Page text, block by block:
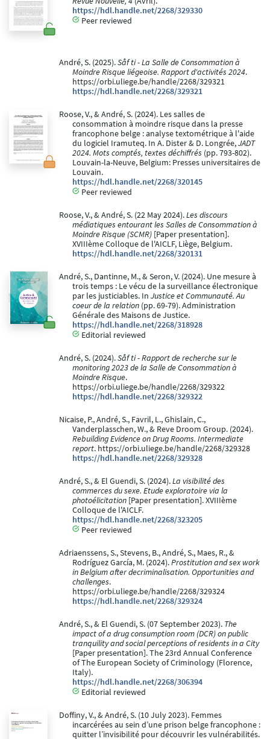
https://hdl.handle.net/2268/329330
Peer reviewed
André, S. (2025).Såf ti - La Salle de Consommation à
Moindre Risque liégeoise. Rapport d'activités 2024.
https://orbi.uliege.be/handle/2268/329321
https://hdl.handle.net/2268/329321
Roose, V., & André, S. (2024). Les salles de
consommation à moindre risque dans la presse
francophone belge : analyse textométrique à l'aide
du logiciel Iramuteq. In A. Dister & D. Longrée,JADT
2024. Mots comptés, textes déchiffrés (pp. 793-802).
Louvain-la-Neuve, Belgium: Presses universitaires de
Louvain.
https://hdl.handle.net/2268/320145
Peer reviewed
Roose, V., & André, S. (22 May 2024).Les discours
médiatiques entourant les Salles de Consommation à
Moindre Risque (SCMR) [Paper presentation].
XVIIIème Colloque de l'AICLF, Liège, Belgium.
https://hdl.handle.net/2268/320131
André, S., Dantinne, M., & Seron, V. (2024). Une mesure à
trois temps : Le vécu de la surveillance électronique
par les justiciables. In Justice et Communauté. Au
coeur de la relation (pp. 69-79). Administration
Générale des Maisons de Justice.
https://hdl.handle.net/2268/318928
Editorial reviewed
André, S. (2024).Såf ti - Rapport de recherche sur le
monitoring 2023 de la Salle de Consommation à
Moindre Risque.
https://orbi.uliege.be/handle/2268/329322
https://hdl.handle.net/2268/329322
Nicaise, P., André, S., Favril, L., Ghislain, C.,
Vanderplasschen, W., & Reve Droom Group. (2024).
Rebuilding Evidence on Drug Rooms. Intermediate
report. https://orbi.uliege.be/handle/2268/329328
https://hdl.handle.net/2268/329328
André, S., & El Guendi, S. (2024).La visibilité des
commerces du sexe. Etude exploratoire via la
photoélicitation [Paper presentation]. XVIIIème
Colloque de l'AICLF.
https://hdl.handle.net/2268/323205
Peer reviewed
Adriaenssens, S., Stevens, B., André, S., Maes, R., &
Rodríguez García, M. (2024).Prostitution and sex work
in Belgium after decriminalisation. Opportunities and
challenges.
https://orbi.uliege.be/handle/2268/329324
https://hdl.handle.net/2268/329324
André, S., & El Guendi, S. (07 September 2023). The
impact of a drug consumption room (DCR) on public
tranquility and social perceptions of residents in a City
[Paper presentation]. The 23rd Annual Conference
of The European Society of Criminology (Florence,
Italy).
https://hdl.handle.net/2268/306394
Editorial reviewed
Doffiny, V., & André, S. (10 July 2023). Femmes
incarcérées au sein d’une prison belge francophone :
quitter l’invisibilité pour découvrir les vulnérabilités.